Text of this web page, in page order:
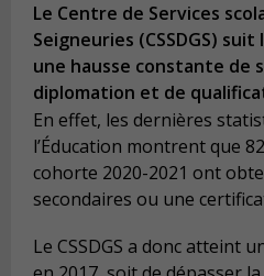
Le Centre de Services
Seigneuries (CSSDGS)
une hausse constante de
diplomation et de
En effet, les dernières
l’Éducation montrent que
cohorte 2020-2021 ont
secondaires ou une
Le CSSDGS a donc atteint